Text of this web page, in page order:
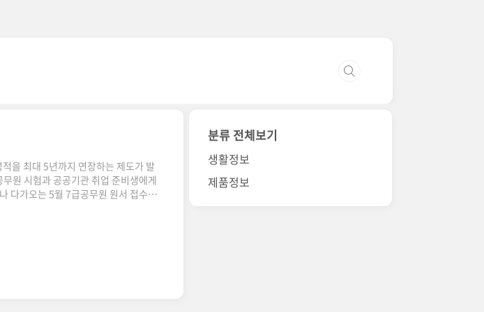
을 최대 5년까지 연장하는 제도가 발
원 시험과 공공기관 취업 준비생에게
다가오는 5월 7급공무원 원서 접수를
다. 시험 종류에 따라 지정된 기간에
신처에서 이번 4월에 개편한 어학성
니다. 이번 4월 개편으로 인해서 공..
분류 전체보기
생활정보
제품정보